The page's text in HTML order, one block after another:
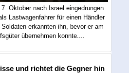
Oktober nach Israel eingedrungen
Lastwagenfahrer für einen Händler
erkannten ihn, bevor er am
übernehmen konnte....
und richtet die Gegner hin